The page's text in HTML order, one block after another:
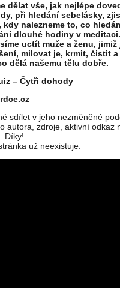
dělat vše, jak nejlépe
při hledání sebelásky,
kdy nalezneme to, co
dlouhé hodiny v
uctít muže a ženu,
milovat je, krmit, čistit
dělá našemu tělu dobře.
– Čytři dohody
sdílet v jeho nezměněné
autora, zdroje, aktivní odkaz
Díky!
už neexistuje.